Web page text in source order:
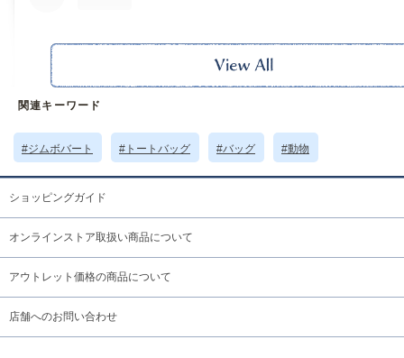
関連キーワード
#ジムボバート #トートバッグ #バッグ #動物
ショッピングガイド
オンラインストア取扱い商品について
アウトレット価格の商品について
店舗へのお問い合わせ